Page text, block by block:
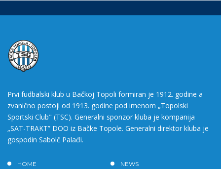
Prvi fudbalski klub u Bačkoj Topoli formiran je 1912. godine a
zvanično postoji od 1913. godine pod imenom „Topolski
Sportski Club" (TSC). Generalni sponzor kluba je kompanija
„SAT-TRAKT” DOO iz Bačke Topole. Generalni direktor kluba je
gospodin Sabolč Palađi.
HOME
NEWS